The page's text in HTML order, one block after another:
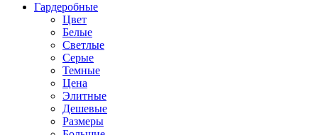
Гардеробные
Цвет
Белые
Светлые
Серые
Темные
Цена
Элитные
Дешевые
Размеры